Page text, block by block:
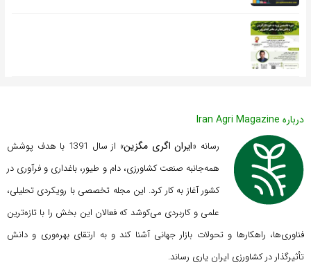
درباره Iran Agri Magazine
رسانه «ایران اگری مگزین
» از سال 1391 با هدف پوشش
همه‌جانبه صنعت کشاورزی، دام و طیور، باغداری و فرآوری در
کشور آغاز به کار کرد. این مجله تخصصی با رویکردی تحلیلی،
علمی و کاربردی می‌کوشد که فعالان این بخش را با تازه‌ترین
فناوری‌ها، راهکارها و تحولات بازار جهانی آشنا کند و به ارتقای بهره‌وری و دانش
تأثیرگذار در کشاورزی ایران یاری رساند.